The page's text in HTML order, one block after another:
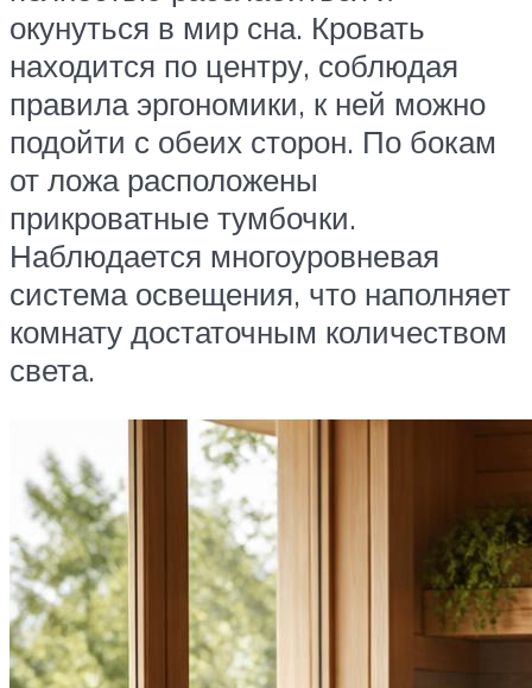
окунуться в мир сна. Кровать
находится по центру, соблюдая
правила эргономики, к ней можно
подойти с обеих сторон. По бокам
от ложа расположены
прикроватные тумбочки.
Наблюдается многоуровневая
система освещения, что наполняет
комнату достаточным количеством
света.